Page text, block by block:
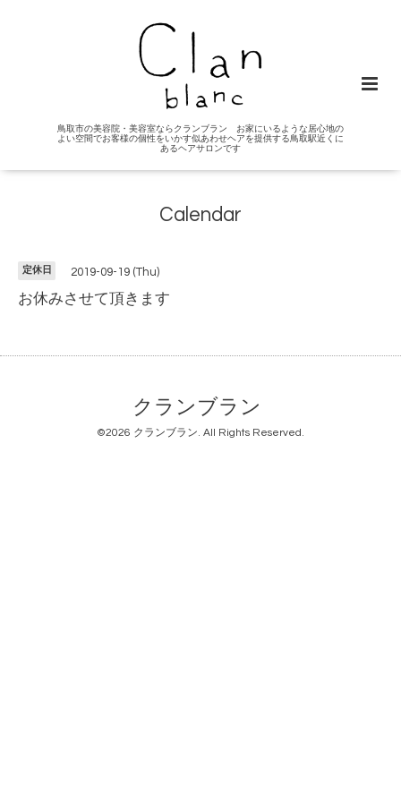
鳥取市の美容院・美容室ならクランブラン お家にいるような居心地の
よい空間でお客様の個性をいかす似あわせヘアを提供する鳥取駅近くに
あるヘアサロンです
Calendar
定休日 2019-09-19 (Thu)
お休みさせて頂きます
クランブラン
©2026 クランブラン. All Rights Reserved.